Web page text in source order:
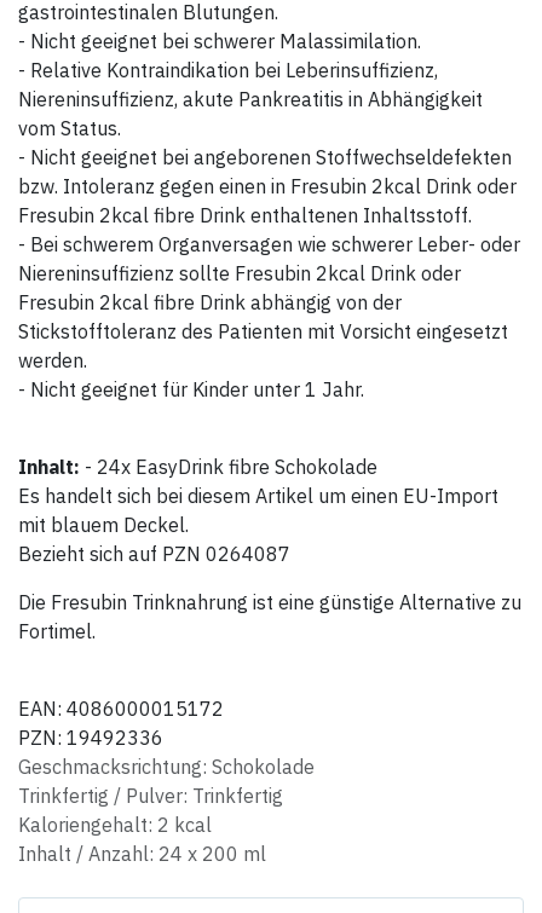
gastrointestinalen Blutungen.
- Nicht geeignet bei schwerer Malassimilation.
- Relative Kontraindikation bei Leberinsuffizienz,
Niereninsuffizienz, akute Pankreatitis in Abhängigkeit
vom Status.
- Nicht geeignet bei angeborenen Stoffwechseldefekten
bzw. Intoleranz gegen einen in Fresubin 2kcal Drink oder
Fresubin 2kcal fibre Drink enthaltenen Inhaltsstoff.
- Bei schwerem Organversagen wie schwerer Leber- oder
Niereninsuffizienz sollte Fresubin 2kcal Drink oder
Fresubin 2kcal fibre Drink abhängig von der
Stickstofftoleranz des Patienten mit Vorsicht eingesetzt
werden.
- Nicht geeignet für Kinder unter 1 Jahr.
Inhalt: - 24x EasyDrink fibre Schokolade
Es handelt sich bei diesem Artikel um einen EU-Import
mit blauem Deckel.
Bezieht sich auf PZN 0264087
Die Fresubin Trinknahrung ist eine günstige Alternative zu
Fortimel.
EAN: 4086000015172
PZN: 19492336
Geschmacksrichtung: Schokolade
Trinkfertig / Pulver: Trinkfertig
Kaloriengehalt: 2 kcal
Inhalt / Anzahl: 24 x 200 ml